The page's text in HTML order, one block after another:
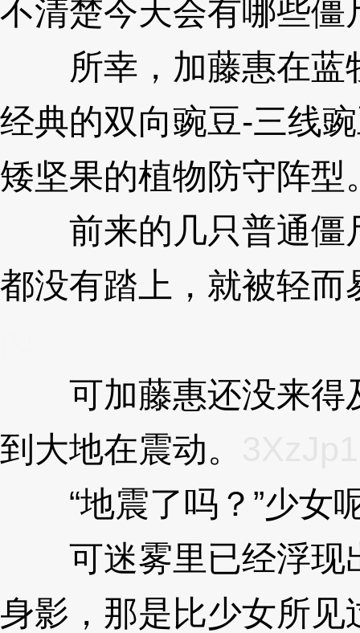
不清楚今天会有哪些僵
所幸，加藤惠在蓝
经典的双向豌豆-三线
矮坚果的植物防守阵型
前来的几只普通僵
都没有踏上，就被轻而
可加藤惠还没来得
到大地在震动。
“地震了吗？”少女
可迷雾里已经浮现
身影，那是比少女所